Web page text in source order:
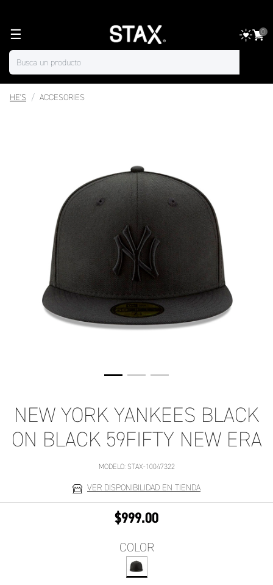
☰ 0
HE'S ACCESORIES
NEW YORK YANKEES BLACK
ON BLACK 59FIFTY NEW ERA
MODELO: STAX-10047322
VER DISPONIBILIDAD EN TIENDA
$999.00
COLOR